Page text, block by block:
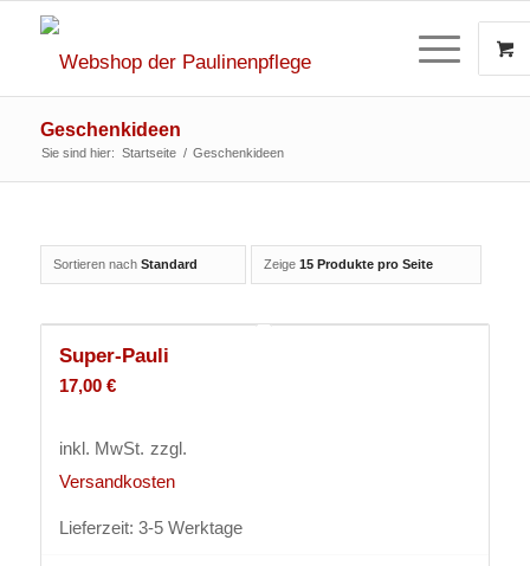
Geschenkideen
Sie sind hier: Startseite / Geschenkideen
Sortieren nach Standard Zeige 15 Produkte pro Seite
Super-Pauli
17,00 €
inkl. MwSt. zzgl.
Versandkosten
Lieferzeit: 3-5 Werktage